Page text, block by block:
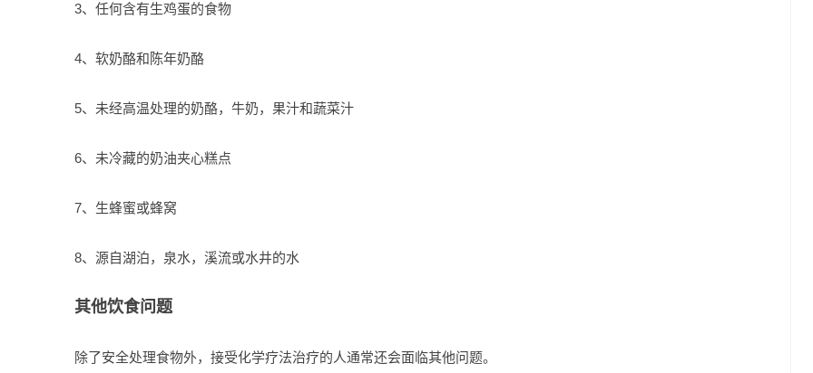
3、任何含有生鸡蛋的食物
4、软奶酪和陈年奶酪
5、未经高温处理的奶酪，牛奶，果汁和蔬菜汁
6、未冷藏的奶油夹心糕点
7、生蜂蜜或蜂窝
8、源自湖泊，泉水，溪流或水井的水
其他饮食问题
除了安全处理食物外，接受化学疗法治疗的人通常还会面临其他问题。